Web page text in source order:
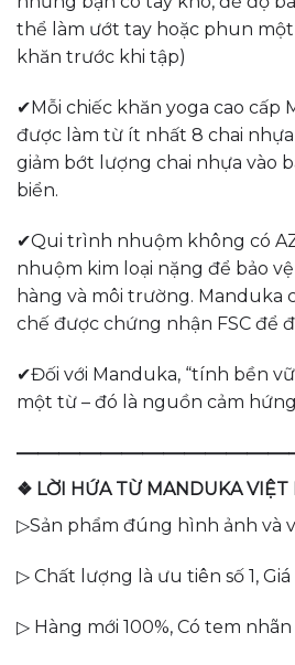
thể làm ướt tay hoặc phun
khăn trước khi tập)
✔Mỗi chiếc khăn yoga cao cấp
được làm từ ít nhất 8 chai
giảm bớt lượng chai nhựa vào
biển.
✔Qui trình nhuộm không có
nhuộm kim loại nặng để bảo
hàng và môi trường. Manduka
chế được chứng nhận FSC để
✔Đối với Manduka, “tính bền
một từ – đó là nguồn cảm
❖ LỜI HỨA TỪ MANDUKA VIỆT
▷Sản phẩm đúng hình ảnh và
▷ Chất lượng là ưu tiên số 1,
▷ Hàng mới 100%, Có tem